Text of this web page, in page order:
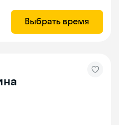
Выбрать время